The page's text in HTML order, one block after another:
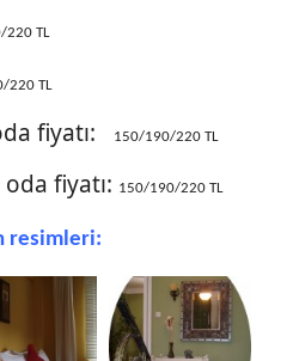
220 TL
220 TL
fiyatı: 150/190/220 TL
fiyatı: 150/190/220 TL
resimleri: